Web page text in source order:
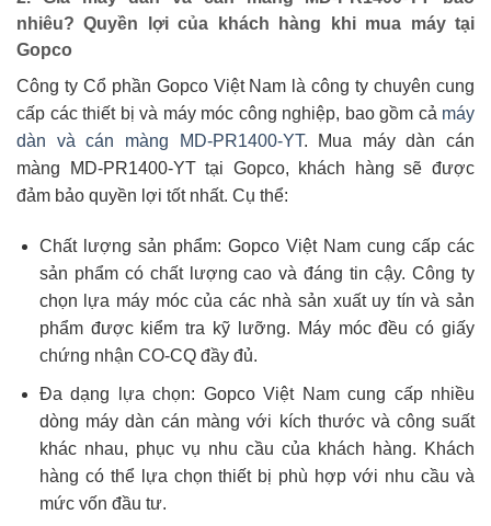
nhiêu? Quyền lợi của khách hàng khi mua máy tại
Gopco
Công ty Cổ phần Gopco Việt Nam là công ty chuyên cung
cấp các thiết bị và máy móc công nghiệp, bao gồm cả máy
dàn và cán màng MD-PR1400-YT. Mua máy dàn cán
màng MD-PR1400-YT tại Gopco, khách hàng sẽ được
đảm bảo quyền lợi tốt nhất. Cụ thể:
Chất lượng sản phẩm: Gopco Việt Nam cung cấp các
sản phẩm có chất lượng cao và đáng tin cậy. Công ty
chọn lựa máy móc của các nhà sản xuất uy tín và sản
phẩm được kiểm tra kỹ lưỡng. Máy móc đều có giấy
chứng nhận CO-CQ đầy đủ.
Đa dạng lựa chọn: Gopco Việt Nam cung cấp nhiều
dòng máy dàn cán màng với kích thước và công suất
khác nhau, phục vụ nhu cầu của khách hàng. Khách
hàng có thể lựa chọn thiết bị phù hợp với nhu cầu và
mức vốn đầu tư.